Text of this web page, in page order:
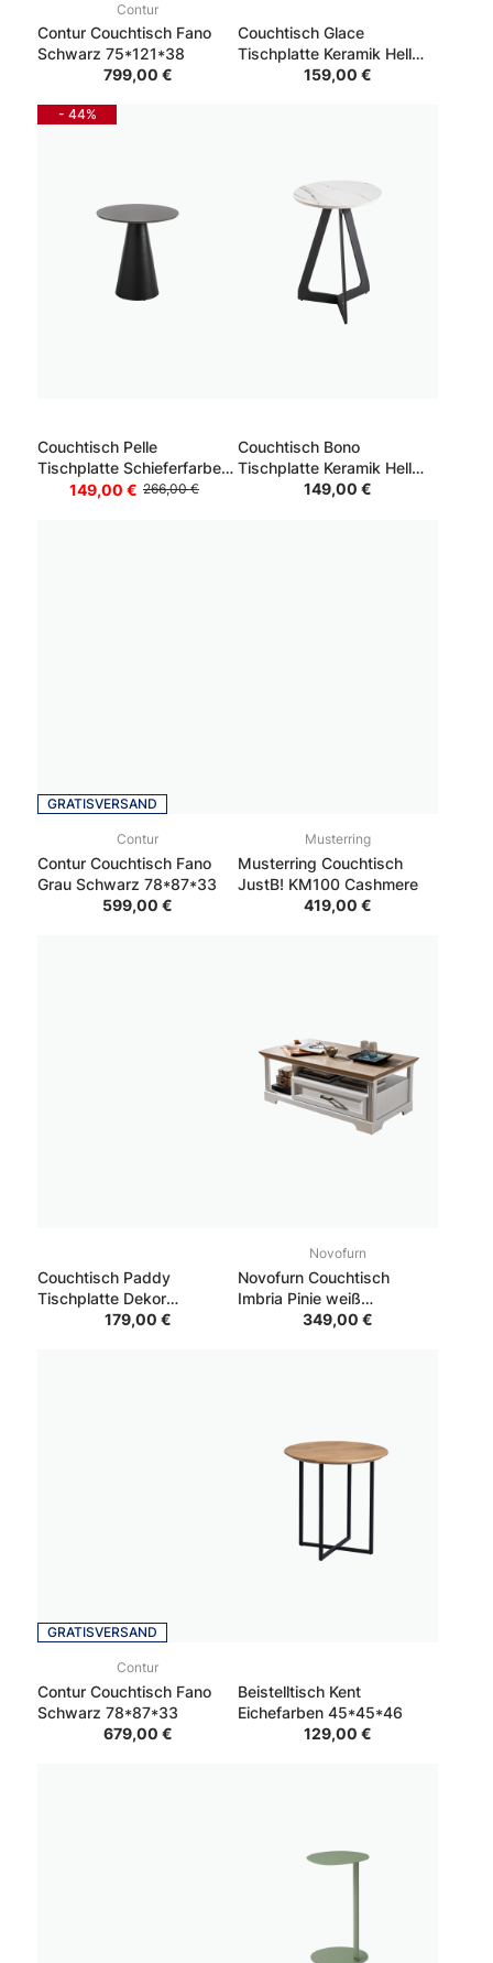
Contur
Contur Couchtisch Fano
Schwarz 75*121*38
799,00 €
Couchtisch Glace
Tischplatte Keramik Hell
Gestell Schwarz 40*40*50
159,00 €
- 44%
Couchtisch Pelle
Tischplatte Schieferfarben
Gestell Schwarz 51*54*51
149,00 € 266,00 €
Couchtisch Bono
Tischplatte Keramik Hell
Gestell Schwarz 40*40*50
149,00 €
GRATISVERSAND
Contur
Contur Couchtisch Fano
Grau Schwarz 78*87*33
599,00 €
Musterring
Musterring Couchtisch
JustB! KM100 Cashmere
419,00 €
Couchtisch Paddy
Tischplatte Dekor
Artisaneiche Gestell
179,00 €
Novofurn
Novofurn Couchtisch
Imbria Pinie weiß
Nachbildung Absetzung
349,00 €
GRATISVERSAND
Contur
Contur Couchtisch Fano
Schwarz 78*87*33
679,00 €
Beistelltisch Kent
Eichefarben 45*45*46
129,00 €